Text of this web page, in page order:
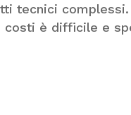
tecnici complessi.
costi è difficile e